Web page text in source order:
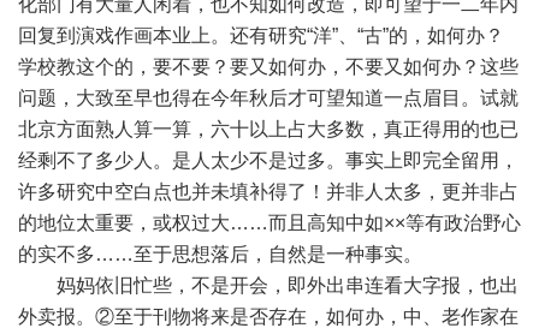
化部门有大量人闲着，也不知如何改造，即可望于一二年内
回复到演戏作画本业上。还有研究“洋”、“古”的，如何办？
学校教这个的，要不要？要又如何办，不要又如何办？这些
问题，大致至早也得在今年秋后才可望知道一点眉目。试就
北京方面熟人算一算，六十以上占大多数，真正得用的也已
经剩不了多少人。是人太少不是过多。事实上即完全留用，
许多研究中空白点也并未填补得了！并非人太多，更并非占
的地位太重要，或权过大……而且高知中如××等有政治野心
的实不多……至于思想落后，自然是一种事实。
妈妈依旧忙些，不是开会，即外出串连看大字报，也出
外卖报。②至于刊物将来是否存在，如何办，中、老作家在